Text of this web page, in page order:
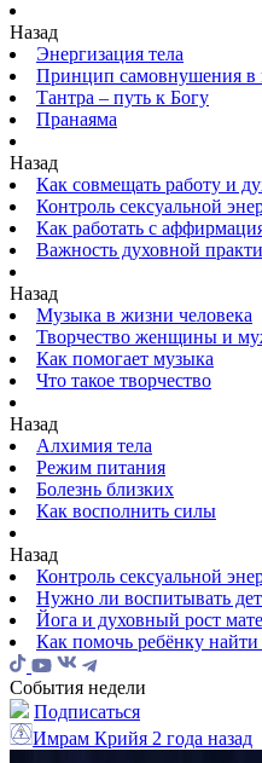
Назад
Энергизация тела
Принцип самовнушения в
Тантра – путь к Богу
Пранаяма
Назад
Как совмещать работу и
Контроль сексуальной
Как работать с
Важность духовной
Назад
Музыка в жизни человека
Творчество женщины и
Как помогает музыка
Что такое творчество
Назад
Алхимия тела
Режим питания
Болезнь близких
Как восполнить силы
Назад
Контроль сексуальной
Нужно ли воспитывать
Йога и духовный рост
Как помочь ребёнку найти
События недели
Подписаться
Имрам Крийя 2 года назад